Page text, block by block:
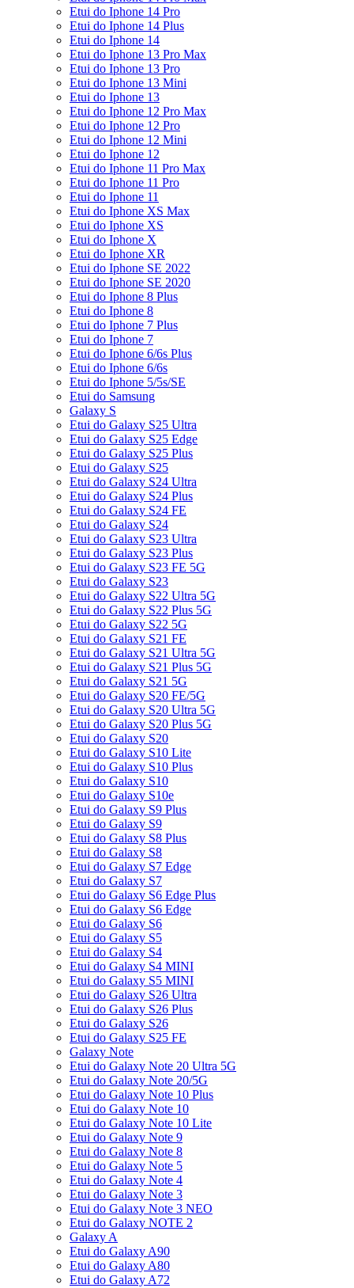
Etui do Iphone 14 Pro
Etui do Iphone 14 Plus
Etui do Iphone 14
Etui do Iphone 13 Pro Max
Etui do Iphone 13 Pro
Etui do Iphone 13 Mini
Etui do Iphone 13
Etui do Iphone 12 Pro Max
Etui do Iphone 12 Pro
Etui do Iphone 12 Mini
Etui do Iphone 12
Etui do Iphone 11 Pro Max
Etui do Iphone 11 Pro
Etui do Iphone 11
Etui do Iphone XS Max
Etui do Iphone XS
Etui do Iphone X
Etui do Iphone XR
Etui do Iphone SE 2022
Etui do Iphone SE 2020
Etui do Iphone 8 Plus
Etui do Iphone 8
Etui do Iphone 7 Plus
Etui do Iphone 7
Etui do Iphone 6/6s Plus
Etui do Iphone 6/6s
Etui do Iphone 5/5s/SE
Etui do Samsung
Galaxy S
Etui do Galaxy S25 Ultra
Etui do Galaxy S25 Edge
Etui do Galaxy S25 Plus
Etui do Galaxy S25
Etui do Galaxy S24 Ultra
Etui do Galaxy S24 Plus
Etui do Galaxy S24 FE
Etui do Galaxy S24
Etui do Galaxy S23 Ultra
Etui do Galaxy S23 Plus
Etui do Galaxy S23 FE 5G
Etui do Galaxy S23
Etui do Galaxy S22 Ultra 5G
Etui do Galaxy S22 Plus 5G
Etui do Galaxy S22 5G
Etui do Galaxy S21 FE
Etui do Galaxy S21 Ultra 5G
Etui do Galaxy S21 Plus 5G
Etui do Galaxy S21 5G
Etui do Galaxy S20 FE/5G
Etui do Galaxy S20 Ultra 5G
Etui do Galaxy S20 Plus 5G
Etui do Galaxy S20
Etui do Galaxy S10 Lite
Etui do Galaxy S10 Plus
Etui do Galaxy S10
Etui do Galaxy S10e
Etui do Galaxy S9 Plus
Etui do Galaxy S9
Etui do Galaxy S8 Plus
Etui do Galaxy S8
Etui do Galaxy S7 Edge
Etui do Galaxy S7
Etui do Galaxy S6 Edge Plus
Etui do Galaxy S6 Edge
Etui do Galaxy S6
Etui do Galaxy S5
Etui do Galaxy S4
Etui do Galaxy S4 MINI
Etui do Galaxy S5 MINI
Etui do Galaxy S26 Ultra
Etui do Galaxy S26 Plus
Etui do Galaxy S26
Etui do Galaxy S25 FE
Galaxy Note
Etui do Galaxy Note 20 Ultra 5G
Etui do Galaxy Note 20/5G
Etui do Galaxy Note 10 Plus
Etui do Galaxy Note 10
Etui do Galaxy Note 10 Lite
Etui do Galaxy Note 9
Etui do Galaxy Note 8
Etui do Galaxy Note 5
Etui do Galaxy Note 4
Etui do Galaxy Note 3
Etui do Galaxy Note 3 NEO
Etui do Galaxy NOTE 2
Galaxy A
Etui do Galaxy A90
Etui do Galaxy A80
Etui do Galaxy A72